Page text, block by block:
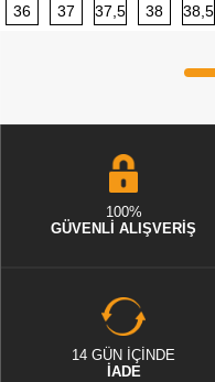
36 37 37,5 38 38,5
100%
GÜVENLİ ALIŞVERİŞ
14 GÜN İÇİNDE
İADE